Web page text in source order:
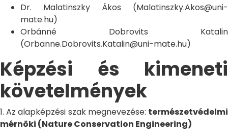
Dr. Malatinszky Ákos (Malatinszky.Akos@uni-
mate.hu)
Orbánné Dobrovits Katalin
(Orbanne.Dobrovits.Katalin@uni-mate.hu)
Képzési és kimeneti
követelmények
1. Az alapképzési szak megnevezése: természetvédelmi
mérnöki (Nature Conservation Engineering)